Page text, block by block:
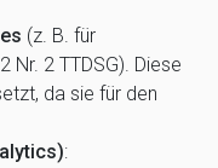
(z. B. für
Nr. 2 TTDSG). Diese
da sie für den
: